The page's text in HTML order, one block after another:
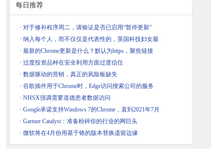
每日推荐
· 对于修补程序周二，请验证是否已启用“暂停更新”
· 纳入每个人，而不仅仅是代表性的，英国科技妇女最
· 最新的Chrome更新是什么？默认为https，聚焦链接
· 过度投资品种在安全利用方面过度信任
· 数据驱动的营销，真正的风险板缺失
· 谷歌插件用于Chrome时，Edge访问搜索公司的服务
· NHSX强调需要道德患者数据访问
· Google承诺支持Windows 7的Chrome，直到2021年7月
· Gartner Catalyst：准备粉碎你的行业的网巨头
· 微软将在4月份用基于铬的版本替换遗留边缘